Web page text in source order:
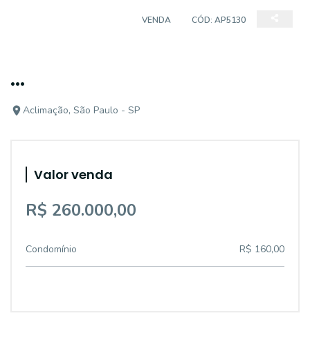
VENDA CÓD: AP5130
...
Aclimação, São Paulo - SP
Valor venda
R$ 260.000,00
Condomínio R$ 160,00